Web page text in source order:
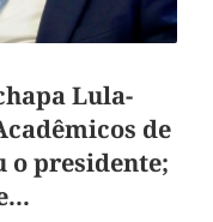
Lula-
de
o presidente;